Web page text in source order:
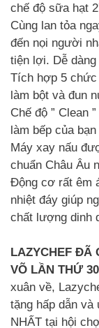
chế độ sữa hạt
Cùng lan tỏa
đến nọi người
tiện lợi. Dễ
Tích hợp 5 chức
làm bột và đun
Chế độ ” Clean
làm bếp của bạn
Máy xay nấu
chuẩn Châu Âu
Động cơ rất êm
nhiệt đáy giúp
chất lượng dinh
LAZYCHEF ĐÃ
VÕ LẦN THỨ 30
xuân về,
tặng hấp dẫn và
NHẤT tại hội